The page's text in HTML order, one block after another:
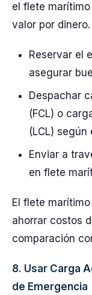
el flete
valor por dinero.
Reservar el
asegurar
Despachar
(FCL) o
(LCL) según
Enviar a
en flete
El flete
ahorrar costos
comparación
8. Usar Carga
de Emergencia